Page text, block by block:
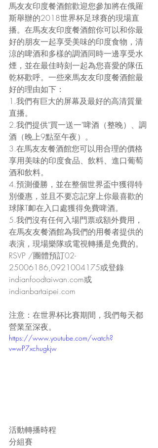
馬友友印度餐酒館歡迎您參加將在俄羅
斯舉辦的2018世界杯足球賽的現場直
播。在馬友友印度餐酒館你可以和你最
好的朋友一起享受美味的印度食物，清
涼的啤酒和多樣的調酒同時一邊享受水
煙，並在最佳時刻一起為您喜愛的隊伍
乾杯歡呼。一些來馬友友印度餐酒館最
好的理由如下：
1.我們有巨大的屏幕及最好的高清質量
直播。
2.我們提供"買一送一"啤酒（整晚）、調
酒（晚上9點至午夜）。
3.在馬友友餐酒館您可以用合理的價格
享用美味的印度食品、飲料、進口葡萄
酒和飲料。
4.預測優勝，並在整個世界盃中獲得特
別優惠，並且不要忘記穿上你最喜歡的
球隊T卹在入口處獲得免費啤酒。
5.我們沒有任何入場門票或額外費用，
在馬友友餐酒館為我們的用餐者提供的
表演，現場樂隊或電視轉播是免費的。
RSVP /團體預訂02-
25006186,0921004175或登錄
indianfoodtaiwan.com或
indianbartaipei.com
注意：在世界杯比賽期間，我們每天都
營業至深夜。
https://www.youtube.com/watch?
v=wP7xchugkjw
活動轉播時程
分組賽